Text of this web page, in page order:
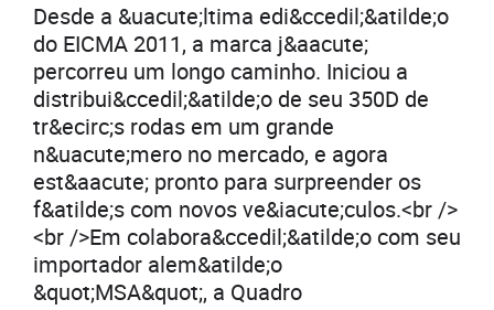
Desde a &uacute;ltima edi&ccedil;&atilde;o
do EICMA 2011, a marca j&aacute;
percorreu um longo caminho. Iniciou a
distribui&ccedil;&atilde;o de seu 350D de
tr&ecirc;s rodas em um grande
n&uacute;mero no mercado, e agora
est&aacute; pronto para surpreender os
f&atilde;s com novos ve&iacute;culos.<br />
<br />Em colabora&ccedil;&atilde;o com seu
importador alem&atilde;o
&quot;MSA&quot;, a Quadro